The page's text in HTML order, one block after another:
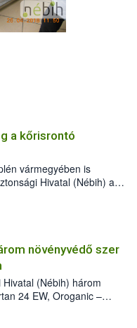
a kőrisrontó
vármegyében is
Hivatal (Nébih) a
jelenlétét. A
meg, de már fertőzött
a szlovák
megállítása érdekében.
növényvédő szer
(Nébih) három
24 EW, Oroganic –
a szüretet követően,
stádiumáig